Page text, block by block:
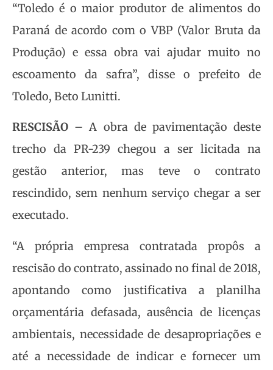
“Toledo é o maior produtor de alimentos do
Paraná de acordo com o VBP (Valor Bruta da
Produção) e essa obra vai ajudar muito no
escoamento da safra”, disse o prefeito de
Toledo, Beto Lunitti.
RESCISÃO – A obra de pavimentação deste
trecho da PR-239 chegou a ser licitada na
gestão anterior, mas teve o contrato
rescindido, sem nenhum serviço chegar a ser
executado.
“A própria empresa contratada propôs a
rescisão do contrato, assinado no final de 2018,
apontando como justificativa a planilha
orçamentária defasada, ausência de licenças
ambientais, necessidade de desapropriações e
até a necessidade de indicar e fornecer um